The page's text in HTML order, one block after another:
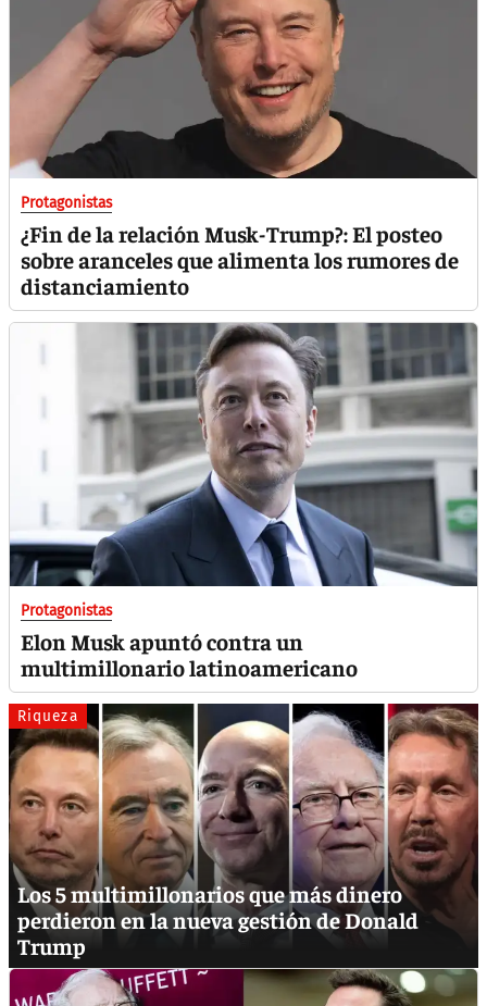
Protagonistas
¿Fin de la relación Musk-Trump?: El posteo
sobre aranceles que alimenta los rumores de
distanciamiento
Protagonistas
Elon Musk apuntó contra un
multimillonario latinoamericano
Riqueza
Los 5 multimillonarios que más dinero
perdieron en la nueva gestión de Donald
Trump